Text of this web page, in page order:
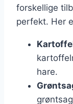
forskellige
perfekt. Her
hare.